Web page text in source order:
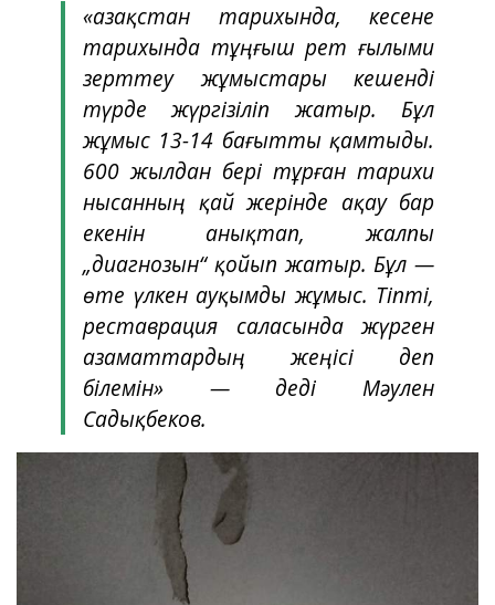
«Қазақстан тарихында, кесене
тарихында тұңғыш рет ғылыми
зерттеу жұмыстары кешенді
түрде жүргізіліп жатыр. Бұл
жұмыс 13-14 бағытты қамтыды.
600 жылдан бері тұрған тарихи
нысанның қай жерінде ақау бар
екенін анықтап, жалпы
„диагнозын“ қойып жатыр. Бұл —
өте үлкен ауқымды жұмыс. Тіпті,
реставрация саласында жүрген
азаматтардың жеңісі деп
білемін» — деді Мәулен
Садықбеков.